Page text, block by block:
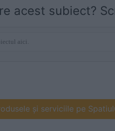
acest subiect?
și serviciile pe